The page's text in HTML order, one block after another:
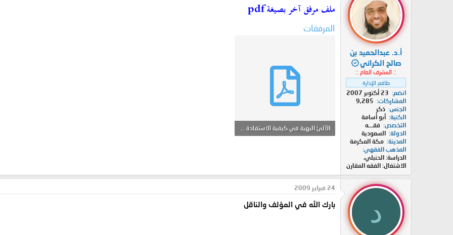
أ.د. عبدالحميد بن
صالح الكراني
:: المشرف العام ::
طاقم الإدارة
انضم
23 أكتوبر 2007
المشاركات
9,285
الجنس ذكر
الكنية أبو أسامة
التخصص
فقـــه
الدولة السعودية
المدينة مكة المكرمة
المذهب الفقهي
الدراسة: الحنبلي،
الاشتغال: الفقه المقارن
ملف مرفق آخر بصيغة pdf
المرفقات
د
24 فبراير 2009
بارك الله في المؤلف والناقل